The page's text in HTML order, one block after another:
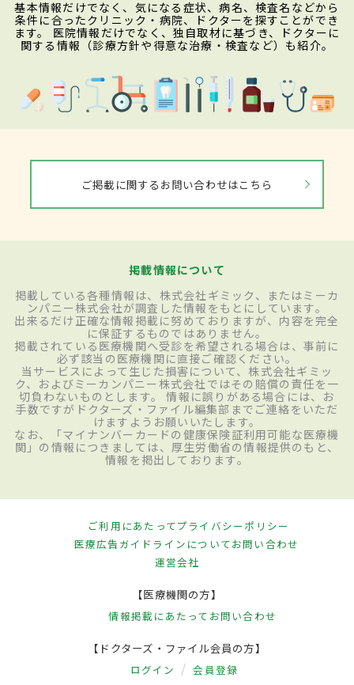
基本情報だけでなく、気になる症状、病名、検査名などから
条件に合ったクリニック・病院、ドクターを探すことができ
ます。 医院情報だけでなく、独自取材に基づき、ドクターに
関する情報（診療方針や得意な治療・検査など）も紹介。
ご掲載に関するお問い合わせはこちら
掲載情報について
掲載している各種情報は、株式会社ギミック、またはミーカ
ンパニー株式会社が調査した情報をもとにしています。
出来るだけ正確な情報掲載に努めておりますが、内容を完全
に保証するものではありません。
掲載されている医療機関へ受診を希望される場合は、事前に
必ず該当の医療機関に直接ご確認ください。
当サービスによって生じた損害について、株式会社ギミッ
ク、およびミーカンパニー株式会社ではその賠償の責任を一
切負わないものとします。 情報に誤りがある場合には、お
手数ですがドクターズ・ファイル編集部までご連絡をいただ
けますようお願いいたします。
なお、「マイナンバーカードの健康保険証利用可能な医療機
関」の情報につきましては、厚生労働省の情報提供のもと、
情報を掲出しております。
ご利用にあたってプライバシーポリシー
医療広告ガイドラインについてお問い合わせ
運営会社
【医療機関の方】
情報掲載にあたって お問い合わせ
【ドクターズ・ファイル会員の方】
ログイン 会員登録